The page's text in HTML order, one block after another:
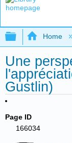
Expand/
Home
Une
Gustlin)
Page ID
166034